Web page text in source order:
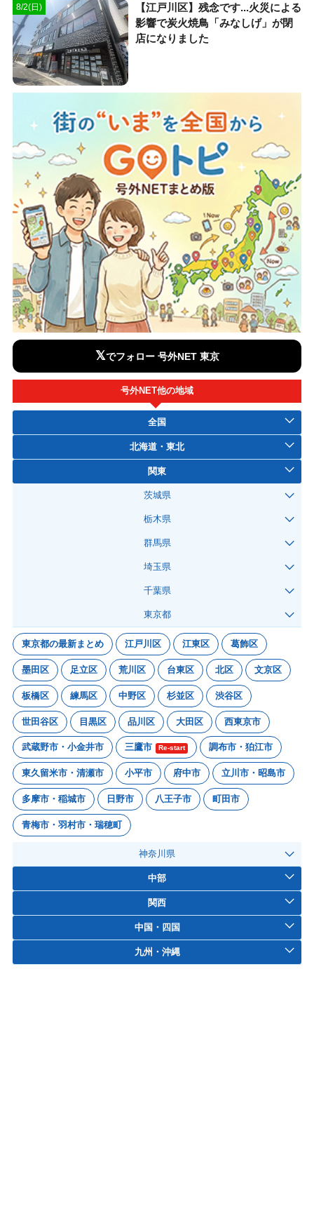
8/2(日)
【江戸川区】残念です...火災による
影響で炭火焼鳥「みなしげ」が閉
店になりました
𝕏でフォロー 号外NET 東京
号外NET他の地域
全国
北海道・東北
関東
茨城県
栃木県
群馬県
埼玉県
千葉県
東京都
東京都の最新まとめ 江戸川区 江東区 葛飾区
墨田区 足立区 荒川区 台東区 北区 文京区
板橋区 練馬区 中野区 杉並区 渋谷区
世田谷区 目黒区 品川区 大田区 西東京市
武蔵野市・小金井市 三鷹市 Re-start 調布市・狛江市
東久留米市・清瀬市 小平市 府中市 立川市・昭島市
多摩市・稲城市 日野市 八王子市 町田市
青梅市・羽村市・瑞穂町
神奈川県
中部
関西
中国・四国
九州・沖縄